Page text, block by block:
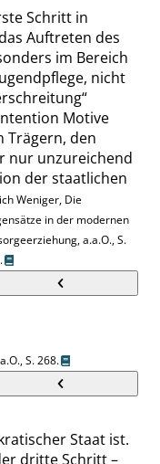
Schritt in
Auftreten des
im Bereich
nicht
“
Motive
Trägern, den
nur unzureichend
Weniger, Die
in der modernen
a.a.O.,S.
.
der staatlichen
S. 268.
Staat ist.
dritte Schritt –